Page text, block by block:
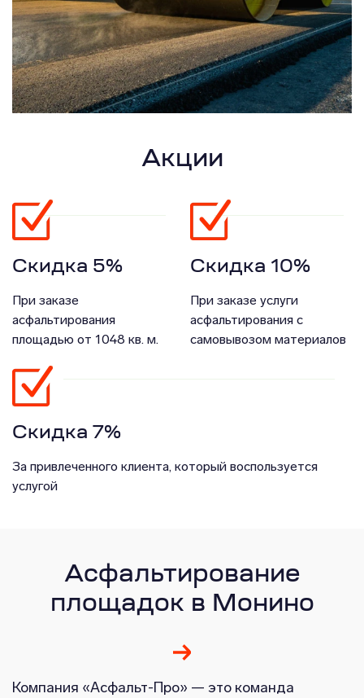
Акции
Скидка 5%
При заказе
асфальтирования
площадью от 1048 кв. м.
Скидка 10%
При заказе услуги
асфальтирования с
самовывозом материалов
Скидка 7%
За привлеченного клиента, который воспользуется
услугой
Асфальтирование
площадок в Монино
Компания «Асфальт-Про» — это команда